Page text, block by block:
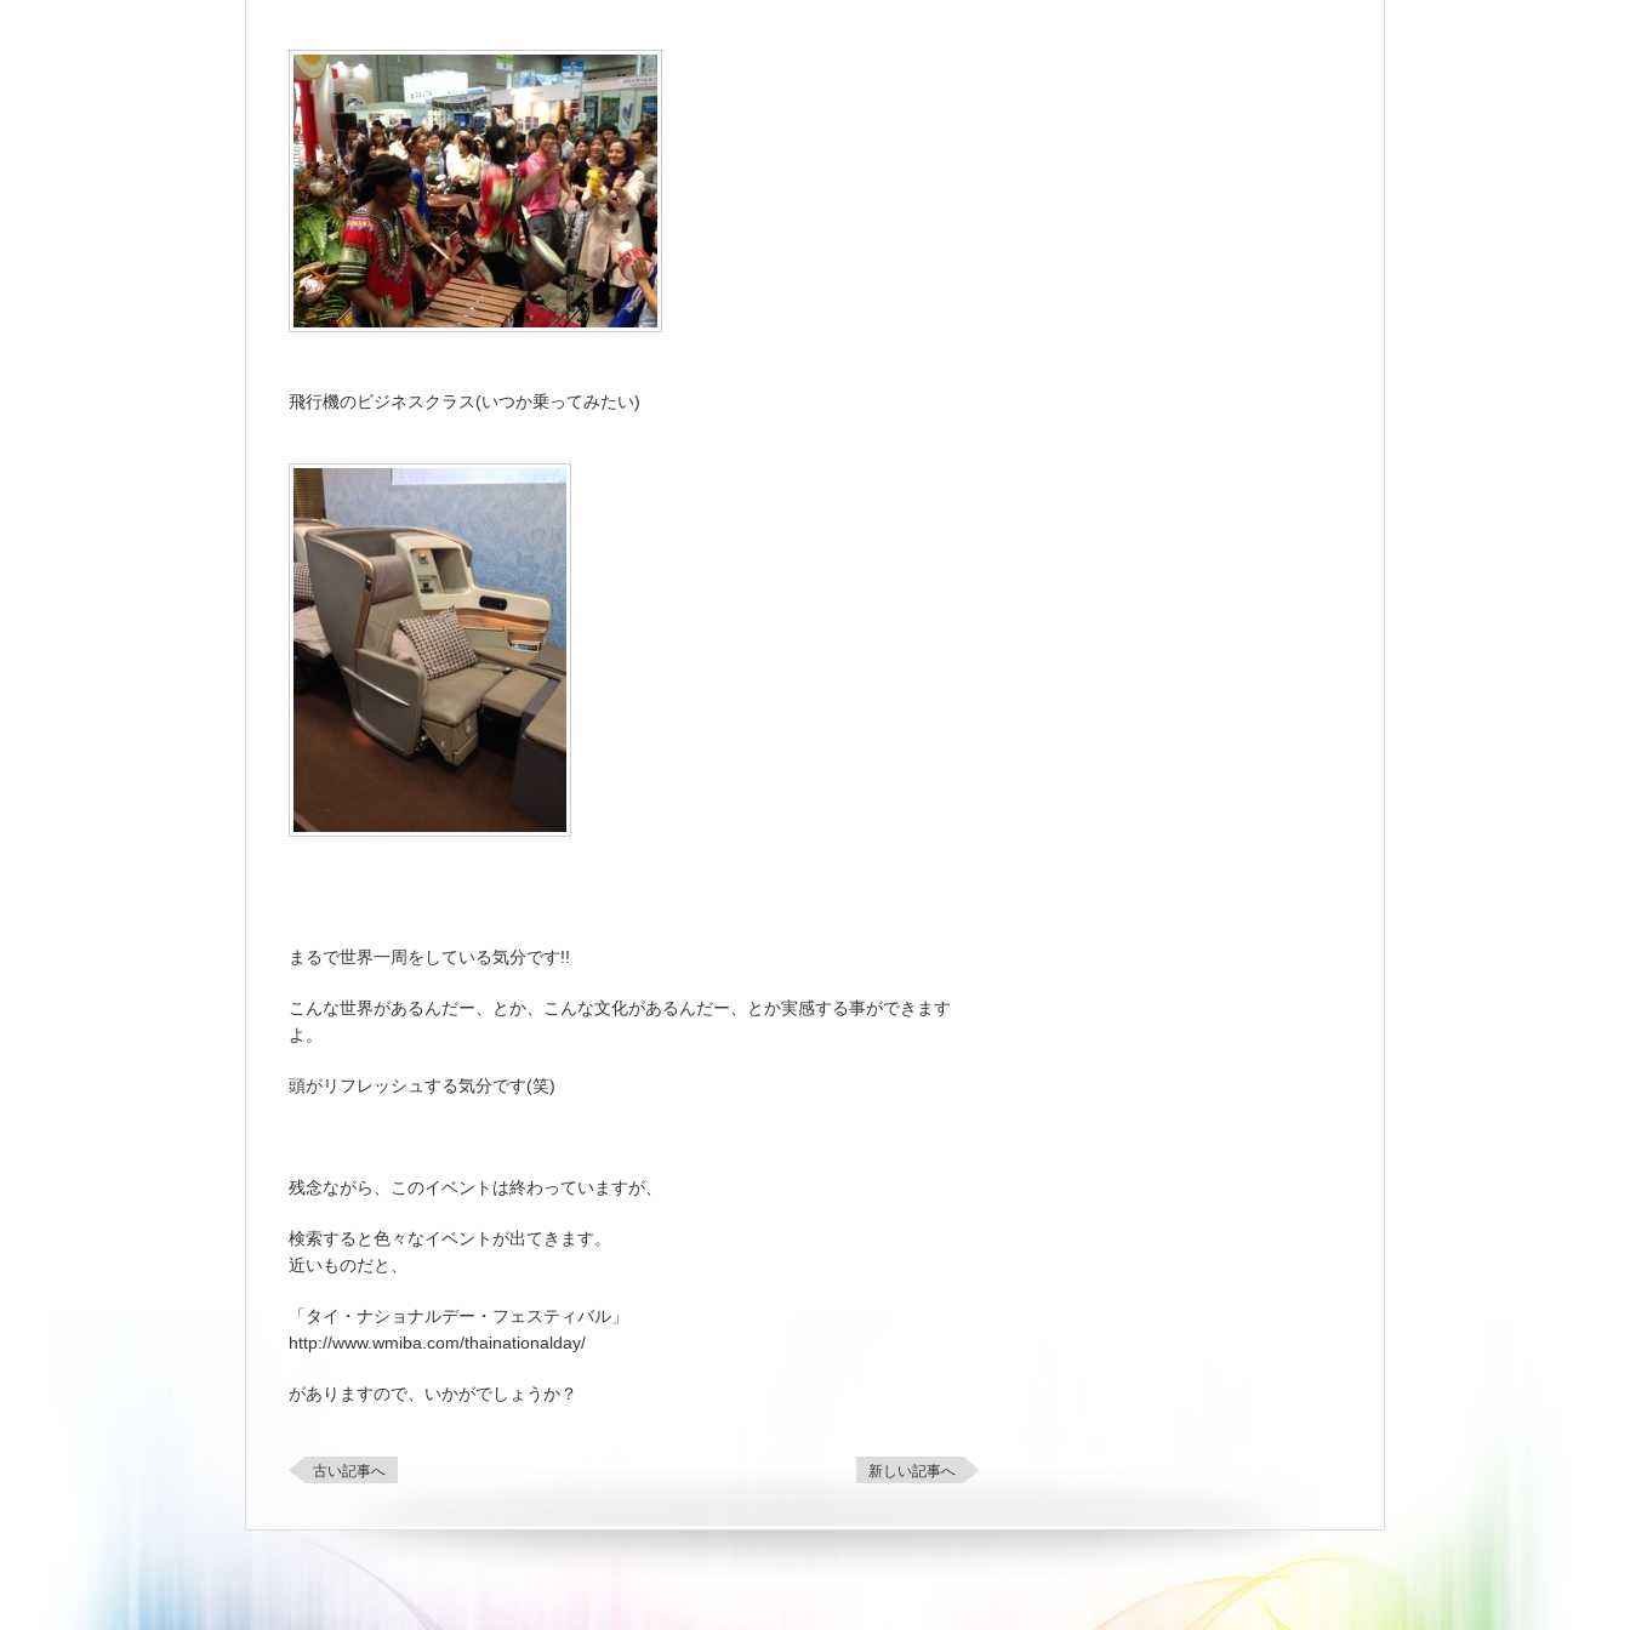
飛行機のビジネスクラス(いつか乗ってみたい)
まるで世界一周をしている気分です!!
こんな世界があるんだー、とか、こんな文化があるんだー、とか実感する事ができます
よ。
頭がリフレッシュする気分です(笑)
残念ながら、このイベントは終わっていますが、
検索すると色々なイベントが出てきます。
近いものだと、
「タイ・ナショナルデー・フェスティバル」
http://www.wmiba.com/thainationalday/
がありますので、いかがでしょうか？
古い記事へ 新しい記事へ